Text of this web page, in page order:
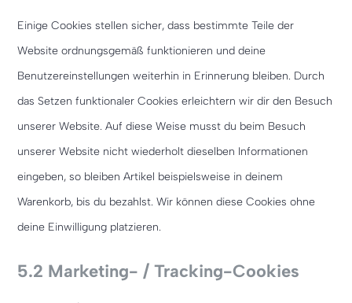
Einige Cookies stellen sicher, dass bestimmte Teile der
Website ordnungsgemäß funktionieren und deine
Benutzereinstellungen weiterhin in Erinnerung bleiben. Durch
das Setzen funktionaler Cookies erleichtern wir dir den Besuch
unserer Website. Auf diese Weise musst du beim Besuch
unserer Website nicht wiederholt dieselben Informationen
eingeben, so bleiben Artikel beispielsweise in deinem
Warenkorb, bis du bezahlst. Wir können diese Cookies ohne
deine Einwilligung platzieren.
5.2 Marketing- / Tracking-Cookies